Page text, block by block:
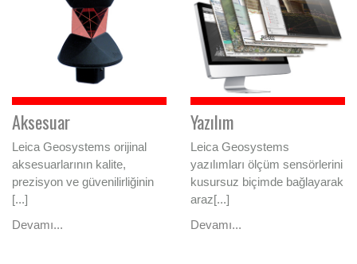
Aksesuar
Leica Geosystems orijinal
aksesuarlarının kalite,
prezisyon ve güvenilirliğinin
[...]
Devamı...
Yazılım
Leica Geosystems
yazılımları ölçüm sensörlerini
kusursuz biçimde bağlayarak
araz[...]
Devamı...